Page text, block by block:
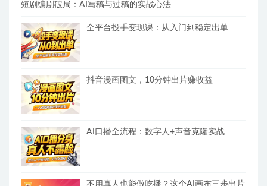
短剧编剧破局：AI写稿与过稿的实战心法
全平台投手变现课：从入门到稳定出单
抖音漫画图文，10分钟出片赚收益
AI口播全流程：数字人+声音克隆实战
不用真人也能做吃播？这个AI画布三步出片